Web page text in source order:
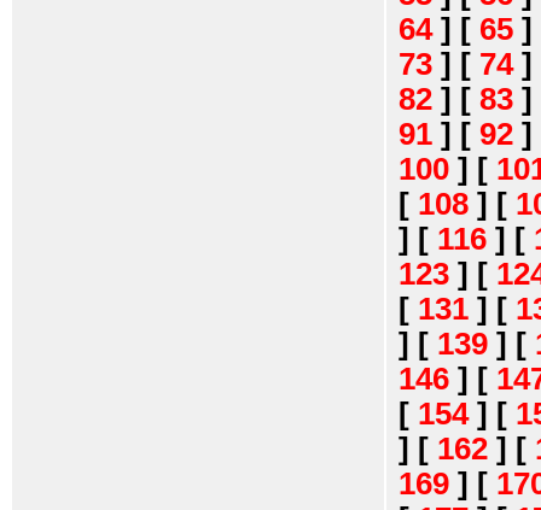
64] [ 65 ]
73 ] [ 74]
82 ] [ 83 ]
91 ] [ 92 ]
100 ] [
[ 108 ] [
] [ 116 ] [
123 ] [
[ 131 ] [
] [ 139 ] [
146 ] [
[ 154] [
] [ 162 ] [
169 ] [